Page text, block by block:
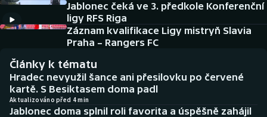
Americký fotbal
Baseball a softbal
Basketbal
Biatlon
NEPŘEHLÉDNĚTE
Historické návraty
Aplikace ČT sport
Jablonec čeká ve 3. předkole Konferenční
ligy RFS Riga
Záznam kvalifikace Ligy mistryň Slavia
Praha – Rangers FC
Články k tématu
Hradec nevyužil šance ani přesilovku po červené
kartě. S Besiktasem doma padl
Aktualizováno před 4 min
Jablonec doma splnil roli favorita a úspěšně zahájil